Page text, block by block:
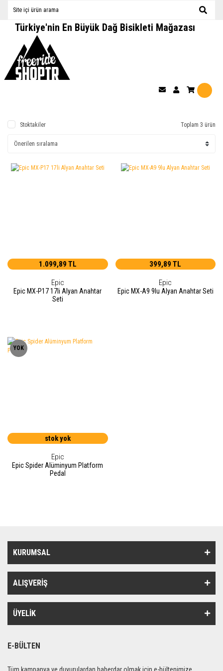
Türkiye'nin En Büyük Dağ Bisikleti Mağazası
Stoktakiler Toplam 3 ürün
1.099,89 TL
Epic
Epic MX-P17 17li Alyan Anahtar
Seti
399,89 TL
Epic
Epic MX-A9 9lu Alyan Anahtar Seti
YOK
stok yok
Epic
Epic Spider Alüminyum Platform
Pedal
KURUMSAL
ALIŞVERİŞ
ÜYELİK
E-BÜLTEN